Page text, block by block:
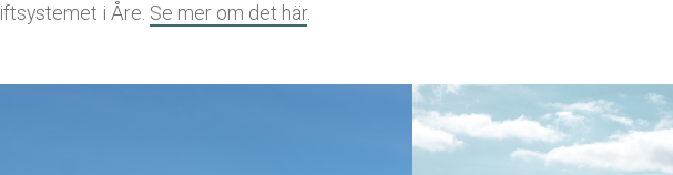
liftsystemet i Åre. Se mer om det här.